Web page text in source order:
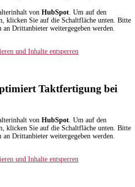
von HubSpot . Um auf den
klicken Sie auf die Schaltfläche unten. Bitte
an Drittanbieter weitergegeben werden.
und Inhalte entsperren
Taktfertigung bei
von HubSpot. Um auf den
klicken Sie auf die Schaltfläche unten. Bitte
an Drittanbieter weitergegeben werden.
und Inhalte entsperren